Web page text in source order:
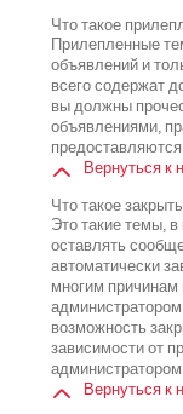
Что такое
Прилепленные
объявлений и
всего содержат
вы должны
объявлениями,
Вернуться к
Что такое
Это такие темы,
оставлять
автоматически
многим
возможность
зависимости от
Вернуться к